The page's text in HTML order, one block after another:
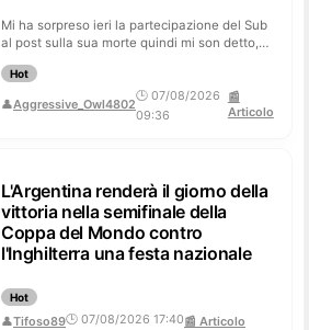
Mi ha sorpreso ieri la partecipazione del Sub
al post sulla sua morte quindi mi son detto,
Hot
👤Aggressive_Owl4802
🕒 07/08/2026
09:36
📰
Articolo
L'Argentina renderà il giorno della
vittoria nella semifinale della
Coppa del Mondo contro
l'Inghilterra una festa nazionale
Hot
👤Tifoso89🕒 07/08/2026 17:40📰 Articolo